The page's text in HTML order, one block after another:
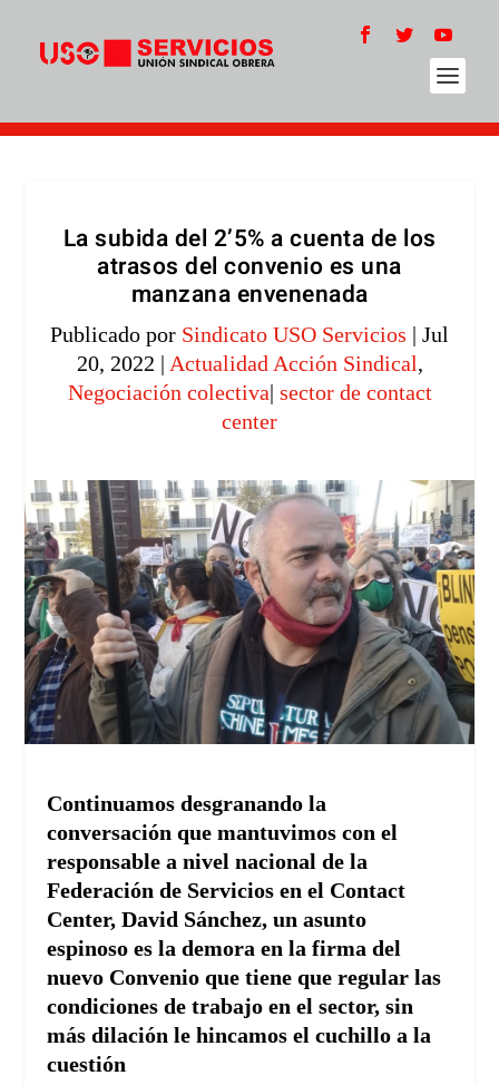
La subida del 2’5% a cuenta de los
atrasos del convenio es una
manzana envenenada
Publicado por Sindicato USO Servicios | Jul
20, 2022 | Actualidad Acción Sindical,
Negociación colectiva| sector de contact
center
Continuamos desgranando la
conversación que mantuvimos con el
responsable a nivel nacional de la
Federación de Servicios en el Contact
Center, David Sánchez, un asunto
espinoso es la demora en la firma del
nuevo Convenio que tiene que regular las
condiciones de trabajo en el sector, sin
más dilación le hincamos el cuchillo a la
cuestión